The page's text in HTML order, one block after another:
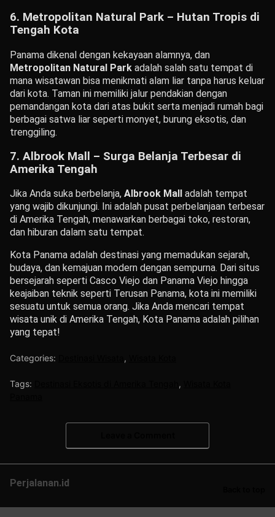
6. Metropolitan Natural Park – Hutan Tropis di
Tengah Kota
Panama dikenal dengan kekayaan alamnya, dan
Metropolitan Natural Park adalah salah satu tempat di
mana wisatawan bisa menikmati alam liar tanpa harus keluar
dari kota. Taman ini memiliki jalur pendakian dengan
pemandangan kota dari atas bukit serta menjadi rumah bagi
berbagai satwa liar seperti monyet, burung eksotis, dan
trenggiling.
7. Albrook Mall – Surga Belanja Terbesar di
Amerika Tengah
Jika Anda suka berbelanja, Albrook Mall
adalah tempat
yang wajib dikunjungi. Ini adalah pusat perbelanjaan terbesar
di Amerika Tengah, menawarkan berbagai toko, restoran,
dan hiburan dalam satu tempat.
Kota Panama adalah destinasi yang memadukan sejarah,
budaya, dan kemajuan modern dengan sempurna. Dari situs
bersejarah seperti Casco Viejo dan Panama Viejo hingga
keajaiban teknik seperti Terusan Panama, kota ini memiliki
sesuatu untuk semua orang. Jika Anda mencari tempat
wisata unik di Amerika Tengah, Kota Panama adalah pilihan
yang tepat!
Categories: ,
Tags: ,
Perjalanan.id